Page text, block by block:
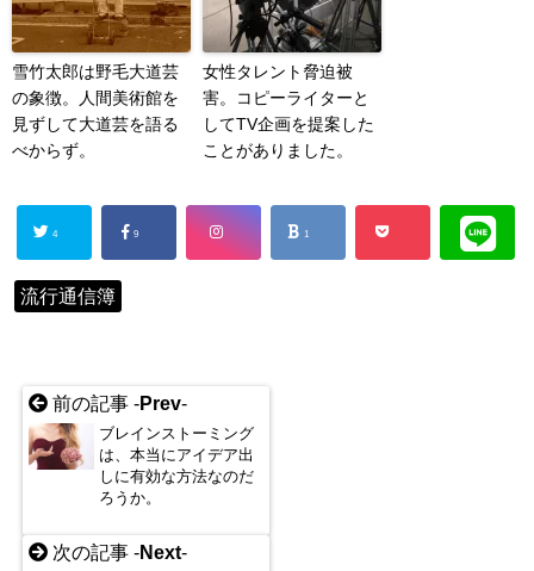
雪竹太郎は野毛大道芸
の象徴。人間美術館を
見ずして大道芸を語る
べからず。
女性タレント脅迫被
害。コピーライターと
してTV企画を提案した
ことがありました。
4 9 1
流行通信簿
前の記事 -Prev-
ブレインストーミング
は、本当にアイデア出
しに有効な方法なのだ
ろうか。
次の記事 -Next-